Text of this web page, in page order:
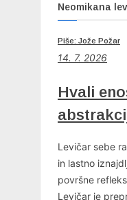
Neomikana
Piše: Jože Požar
14. 7. 2026
Hvali
Levičar sebe
in lastno
površne
Levičar je